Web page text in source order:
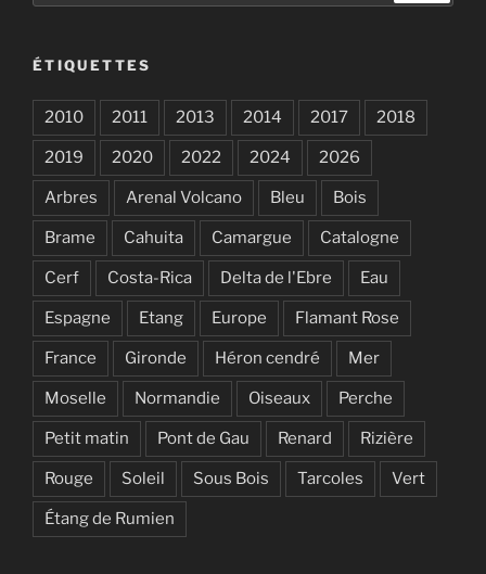
ÉTIQUETTES
2010 2011 2013 2014 2017 2018
2019 2020 2022 2024 2026
Arbres Arenal Volcano Bleu Bois
Brame Cahuita Camargue Catalogne
Cerf Costa-Rica Delta de l'Ebre Eau
Espagne Etang Europe Flamant Rose
France Gironde Héron cendré Mer
Moselle Normandie Oiseaux Perche
Petit matin Pont de Gau Renard Rizière
Rouge Soleil Sous Bois Tarcoles Vert
Étang de Rumien